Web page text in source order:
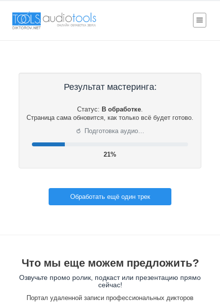
Результат мастеринга:
Статус: В обработке.
Страница сама обновится, как только всё будет готово.
⟳ Подготовка аудио…
22%
Обработать ещё один трек
Что мы еще можем предложить?
Озвучьте промо ролик, подкаст или презентацию прямо
сейчас!
Портал удаленной записи профессиональных дикторов